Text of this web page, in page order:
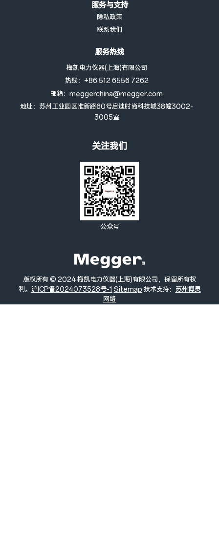
服务与支持
隐私政策
联系我们
服务热线
梅凯电力仪器(上海)有限公司
热线：+86 512 6556 7262
邮箱：meggerchina@megger.com
地址：苏州工业园区唯新路60号启迪时尚科技城38幢3002-
3005室
关注我们
公众号
版权所有 © 2024 梅凯电力仪器(上海)有限公司，保留所有权
利。 沪ICP备2024073528号-1 Sitemap 技术支持： 苏州博灵
网络